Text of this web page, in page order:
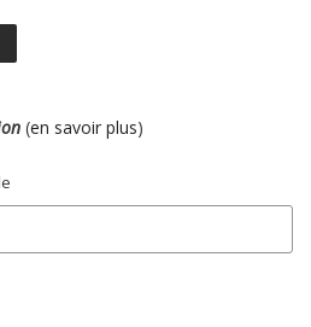
(en savoir plus)